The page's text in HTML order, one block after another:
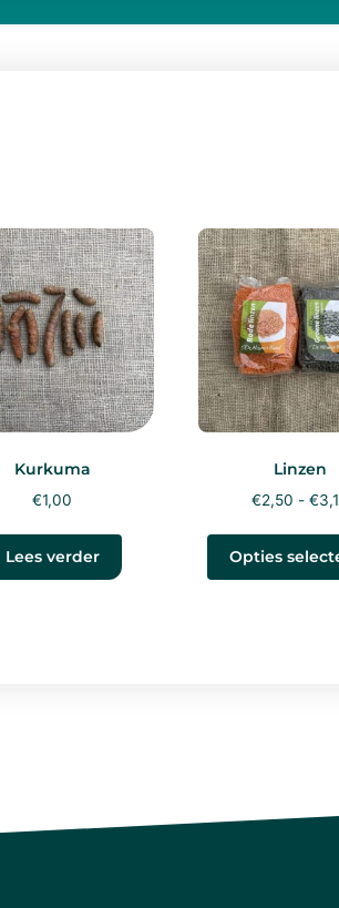
Kurkuma
€1,00
Lees verder
Linzen
€2,50 - €
Opties